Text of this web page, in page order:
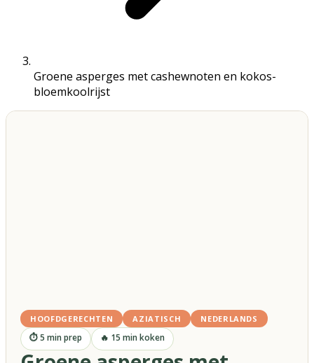
Groene asperges met cashewnoten en kokos-
bloemkoolrijst
HOOFDGERECHTEN AZIATISCH NEDERLANDS
⏱5 min prep 🔥 15 min koken